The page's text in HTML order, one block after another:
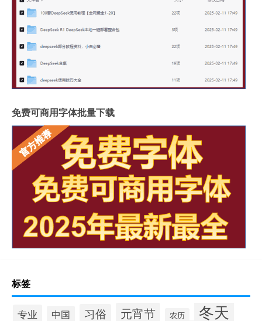
免费可商用字体批量下载
标签
专业 中国 习俗 元宵节 农历 冬天